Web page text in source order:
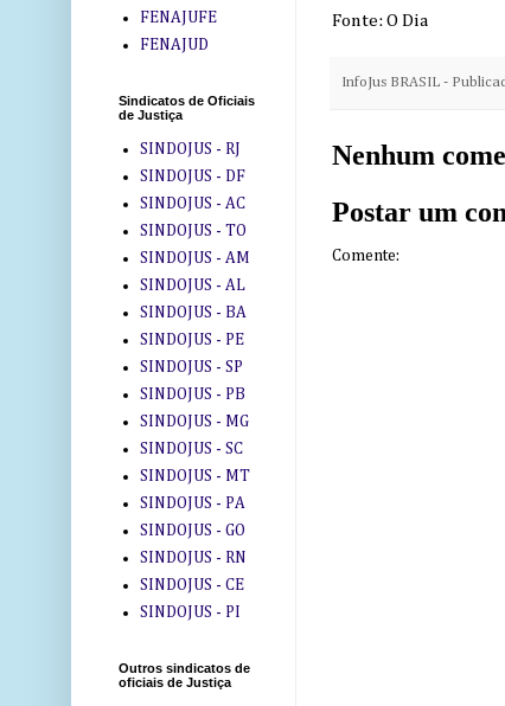
Fonte: O Dia
InfoJus BRASIL -
Nenhum
Postar um
Comente:
FENAJUFE
FENAJUD
Sindicatos de Oficiais
de Justiça
SINDOJUS - RJ
SINDOJUS - DF
SINDOJUS - AC
SINDOJUS - TO
SINDOJUS - AM
SINDOJUS - AL
SINDOJUS - BA
SINDOJUS - PE
SINDOJUS - SP
SINDOJUS - PB
SINDOJUS - MG
SINDOJUS - SC
SINDOJUS - MT
SINDOJUS - PA
SINDOJUS - GO
SINDOJUS - RN
SINDOJUS - CE
SINDOJUS - PI
Outros sindicatos de
oficiais de Justiça